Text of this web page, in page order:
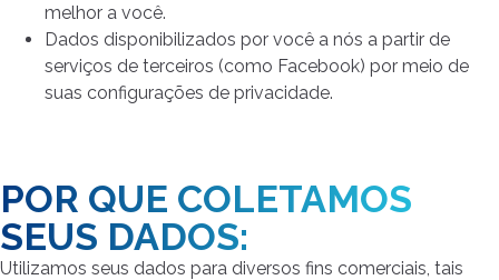
melhor a você.
Dados disponibilizados por você a nós a partir de
serviços de terceiros (como Facebook) por meio de
suas configurações de privacidade.
POR QUE COLETAMOS
SEUS DADOS:
Utilizamos seus dados para diversos fins comerciais, tais